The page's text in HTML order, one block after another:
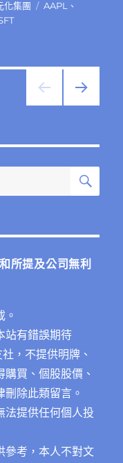
化集團
標
AAPL
、
搜
所提及公司無利
。
站有錯誤期待
，不提供明牌、
買、個股股價、
除此類留言。
法提供任何個人投
參考，本人不對文